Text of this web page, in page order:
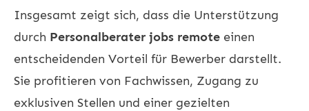
Insgesamt zeigt sich, dass die Unterstützung
durch Personalberater jobs remote einen
entscheidenden Vorteil für Bewerber darstellt.
Sie profitieren von Fachwissen, Zugang zu
exklusiven Stellen und einer gezielten